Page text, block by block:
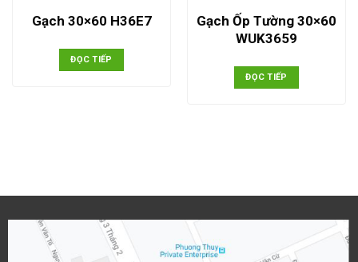
Gạch 30×60 H36E7
ĐỌC TIẾP
Gạch Ốp Tường 30×60
WUK3659
ĐỌC TIẾP